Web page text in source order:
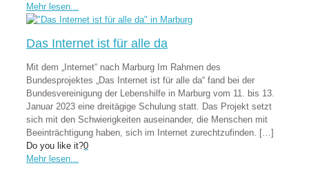
Mehr lesen...
Das Internet ist für alle da
Mit dem „Internet“ nach Marburg Im Rahmen des
Bundesprojektes „Das Internet ist für alle da“ fand bei der
Bundesvereinigung der Lebenshilfe in Marburg vom 11. bis 13.
Januar 2023 eine dreitägige Schulung statt. Das Projekt setzt
sich mit den Schwierigkeiten auseinander, die Menschen mit
Beeinträchtigung haben, sich im Internet zurechtzufinden. […]
Do you like it?0
Mehr lesen...